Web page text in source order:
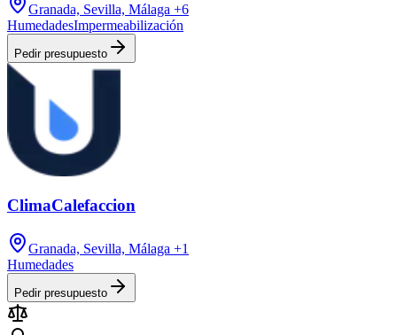
Granada, Sevilla, Málaga +6
HumedadesImpermeabilización
Pedir presupuesto
ClimaCalefaccion
Granada, Sevilla, Málaga +1
Humedades
Pedir presupuesto